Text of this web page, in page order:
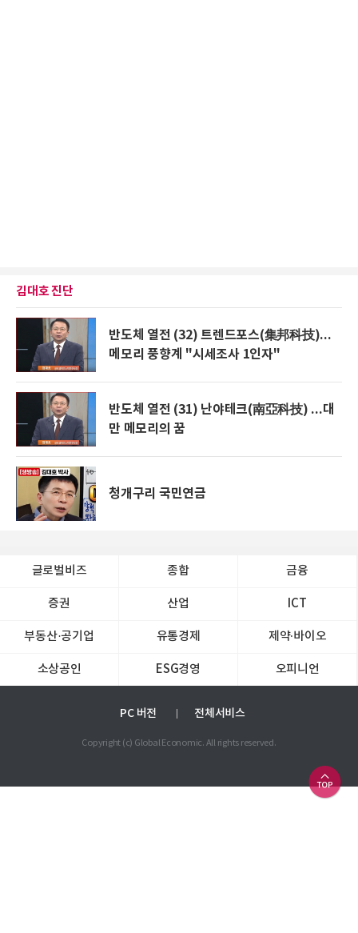
김대호 진단
반도체 열전 (32) 트렌드포스(集邦科技)...
메모리 풍향계 "시세조사 1인자"
반도체 열전 (31) 난야테크(南亞科技) ...대
만 메모리의 꿈
청개구리 국민연금
글로벌비즈 종합 금융
증권 산업 ICT
부동산·공기업 유통경제 제약∙바이오
소상공인 ESG경영 오피니언
PC 버전 전체서비스
Copyright (c) Global Economic. All rights reserved.